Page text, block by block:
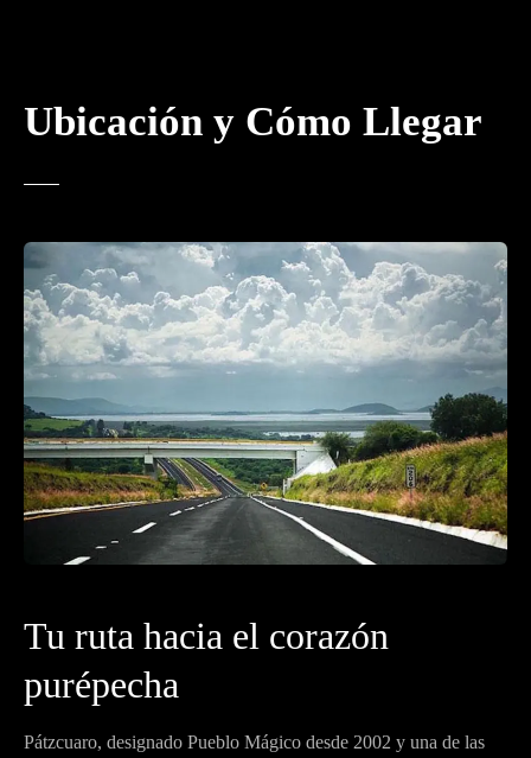
Ubicación y Cómo Llegar
Tu ruta hacia el corazón
purépecha
Pátzcuaro, designado Pueblo Mágico desde 2002 y una de las